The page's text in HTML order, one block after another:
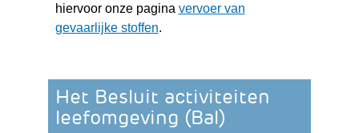
hiervoor onze pagina vervoer van
gevaarlijke stoffen.
Het Besluit activiteiten
leefomgeving (Bal)